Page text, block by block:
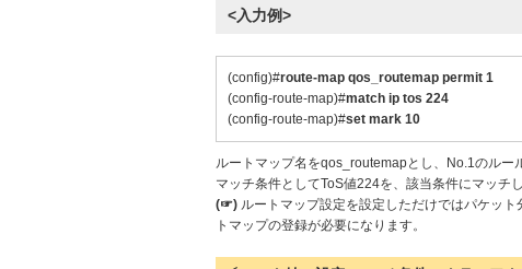
<入力例>
(config)#route-map qos_routemap permit 1
(config-route-map)#match ip tos 224
(config-route-map)#set mark 10
ルートマップ名をqos_routemapとし、No.1のルー
マッチ条件としてToS値224を、該当条件にマッチ
(☞) ルートマップ設定を設定しただけではパケッ
トマップの登録が必要になります。